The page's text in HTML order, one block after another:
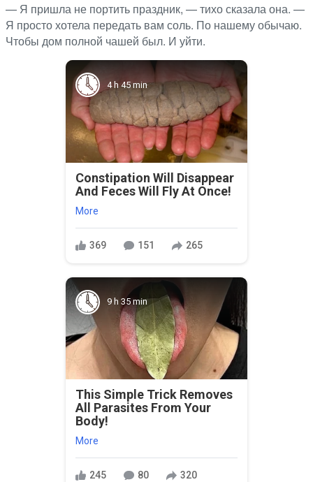
— Я пришла не портить праздник, — тихо сказала она. —
Я просто хотела передать вам соль. По нашему обычаю.
Чтобы дом полной чашей был. И уйти.
4 h 45 min
Constipation Will Disappear
And Feces Will Fly At Once!
More
369 151 265
9 h 35 min
This Simple Trick Removes
All Parasites From Your
Body!
More
245 80 320